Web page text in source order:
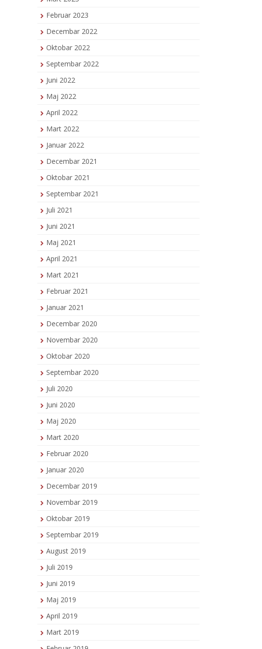
Februar 2023
Decembar 2022
Oktobar 2022
Septembar 2022
Juni 2022
Maj 2022
April 2022
Mart 2022
Januar 2022
Decembar 2021
Oktobar 2021
Septembar 2021
Juli 2021
Juni 2021
Maj 2021
April 2021
Mart 2021
Februar 2021
Januar 2021
Decembar 2020
Novembar 2020
Oktobar 2020
Septembar 2020
Juli 2020
Juni 2020
Maj 2020
Mart 2020
Februar 2020
Januar 2020
Decembar 2019
Novembar 2019
Oktobar 2019
Septembar 2019
August 2019
Juli 2019
Juni 2019
Maj 2019
April 2019
Mart 2019